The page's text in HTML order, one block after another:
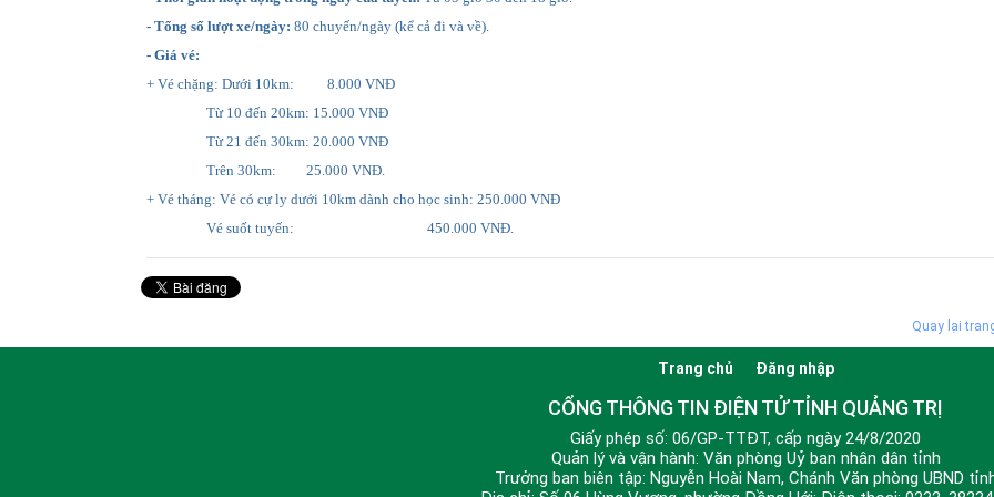
- Tổng số lượt xe/ngày: 80 chuyến/ngày (kể cả đi và về).
- Giá vé:
+ Vé chặng: Dưới 10km: 8.000 VNĐ
Từ 10 đến 20km: 15.000 VNĐ
Từ 21 đến 30km: 20.000 VNĐ
Trên 30km: 25.000 VNĐ.
+ Vé tháng: Vé có cự ly dưới 10km dành cho học sinh: 250.000 VNĐ
Vé suốt tuyến: 450.000 VNĐ.
Quay lại
Trang chủ Đăng nhập
CỔNG THÔNG TIN ĐIỆN TỬ TỈNH QUẢNG TRỊ
Giấy phép số: 06/GP-TTĐT, cấp ngày 24/8/2020
Quản lý và vận hành: Văn phòng Uỷ ban nhân dân tỉnh
Trưởng ban biên tập: Nguyễn Hoài Nam, Chánh Văn phòng UBND